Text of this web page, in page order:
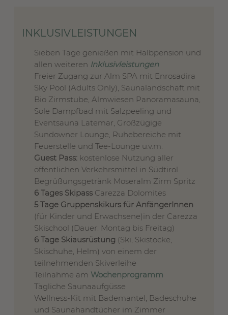
INKLUSIVLEISTUNGEN
Sieben Tage genießen mit Halbpension und
allen weiteren Inklusivleistungen
Freier Zugang zur Alm SPA mit Enrosadira
Sky Pool (Adults Only), Saunalandschaft mit
Bio Zirmstube, Almwiesen Panoramasauna,
Sole Dampfbad mit Salzpeeling und
Eventsauna Latemar, Großzügige
Sundowner Lounge, Ruhebereiche mit
Feuerstelle und Tee-Lounge u.v.m.
Guest Pass: kostenlose Nutzung aller
öffentlichen Verkehrsmittel in Südtirol
Begrüßungsgetränk Moseralm Zirm Spritz
6 Tages Skipass Carezza Dolomites
5 Tage Gruppenskikurs für AnfängerInnen
(für Kinder und Erwachsene)in der Carezza
Skischool (Dauer: Montag bis Freitag)
6 Tage Skiausrüstung (Ski, Skistöcke,
Skischuhe, Helm) von einem der
teilnehmenden Skiverleihe
Teilnahme am Wochenprogramm
Tägliche Saunaaufgüsse
Wellness-Kit mit Bademantel, Badeschuhe
und Saunahandtücher im Zimmer